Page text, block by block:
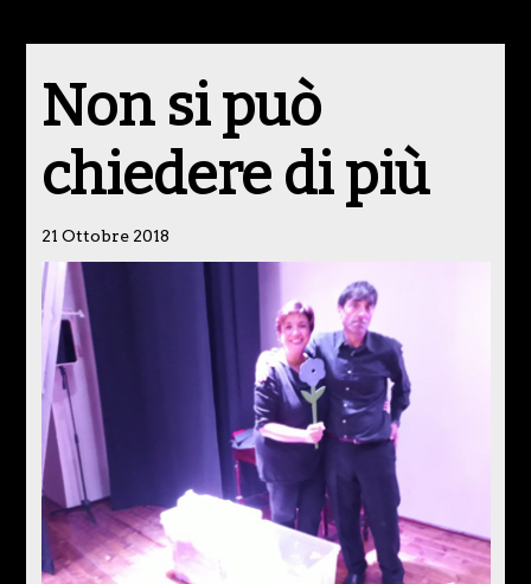
Non si può
chiedere di più
21 Ottobre 2018